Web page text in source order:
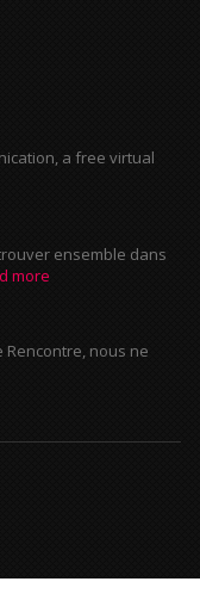
a free virtual
ensemble dans
more
Rencontre, nous ne